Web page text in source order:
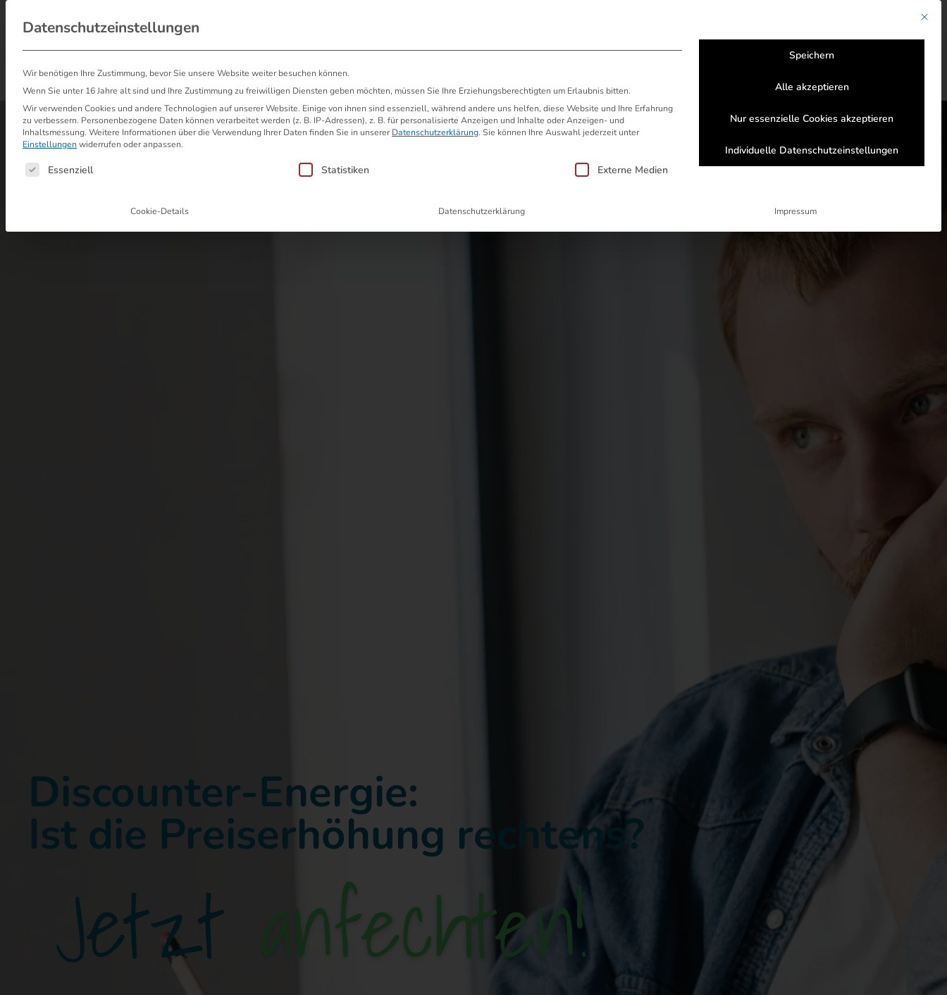
Über uns
Start / Preiserhöhung Strom und Gas/ Discounter Energie: Preiserhöhung ist anfechtbar!
Discounter-Energie:
Ist die Preiserhöhung rechtens?
Jetzt anfechten!
Mit
Datenschutzeinstellungen
Wir benötigen Ihre Zustimmung, bevor Sie unsere Website weiter besuchen können.
Wenn Sie unter 16 Jahre alt sind und Ihre Zustimmung zu freiwilligen Diensten geben möchten, müssen Sie Ihre Erziehungsberechtigten um Erlaubnis bitten.
Wir verwenden Cookies und andere Technologien auf unserer Website. Einige von ihnen sind essenziell, während andere uns helfen, diese Website und Ihre Erfahrung
zu verbessern. Personenbezogene Daten können verarbeitet werden (z. B. IP-Adressen), z. B. für personalisierte Anzeigen und Inhalte oder Anzeigen- und
Inhaltsmessung. Weitere Informationen über die Verwendung Ihrer Daten finden Sie in unsererDatenschutzerklärung. Sie können Ihre Auswahl jederzeit unter
Einstellungen widerrufen oder anpassen.
Es folgt eine Liste der Service-Gruppen, für die eine Einwilligung erteilt werden kann. Die erste Service-Gruppe ist
Essenziell Statistiken Externe Medien
Speichern
Alle akzeptieren
Nur essenzielle Cookies akzeptieren
Individuelle Datenschutzeinstellungen
Cookie-Details Datenschutzerklärung Impressum